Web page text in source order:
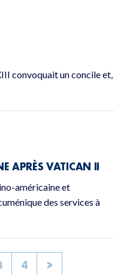
convoquait un concile et,
APRÈS VATICAN II
américaine et
des services à
4 >